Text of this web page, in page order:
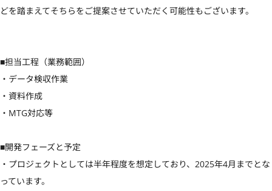
どを踏まえてそちらをご提案させていただく可能性もございます。
■担当工程（業務範囲）
・データ検収作業
・資料作成
・MTG対応等
■開発フェーズと予定
・プロジェクトとしては半年程度を想定しており、2025年4月までとな
っています。